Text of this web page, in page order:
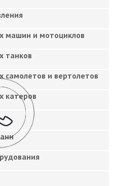
машин и мотоциклов
танков
и вертолетов
катеров